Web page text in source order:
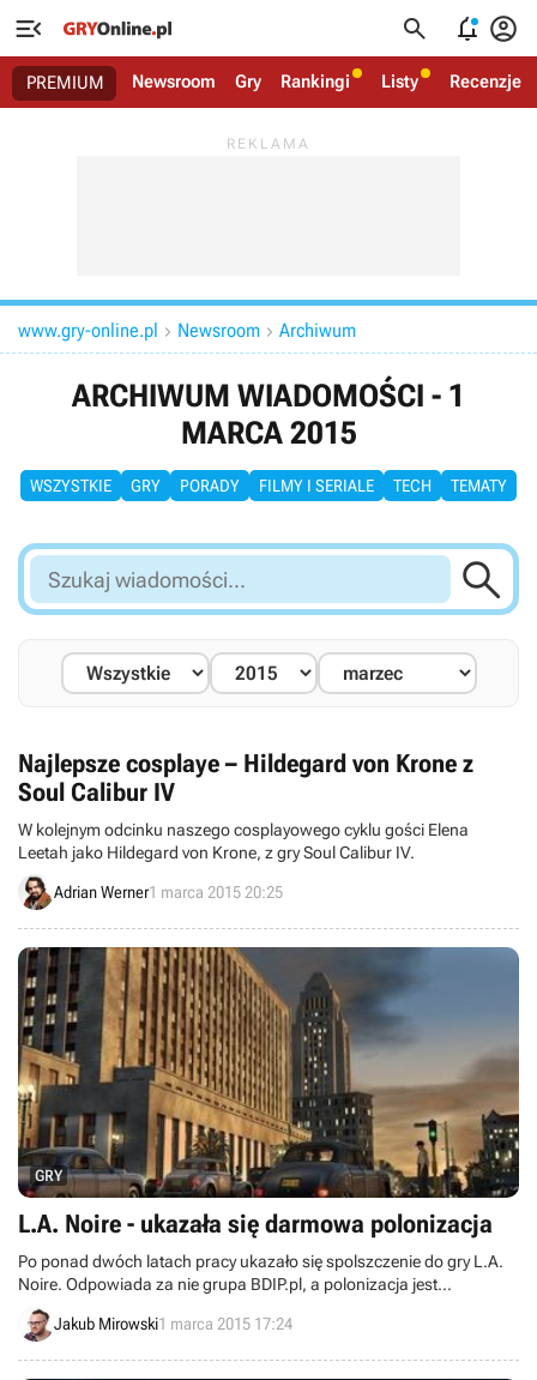
   
PREMIUM Newsroom Gry Rankingi Listy Recenzje
www.gry-online.pl  Newsroom  Archiwum
ARCHIWUM WIADOMOŚCI - 1
MARCA 2015
WSZYSTKIE GRY PORADY FILMY I SERIALE TECH TEMATY
Szukaj
wiadomości...

Najlepsze cosplaye – Hildegard von Krone z
Soul Calibur IV
W kolejnym odcinku naszego cosplayowego cyklu gości Elena
Leetah jako Hildegard von Krone, z gry Soul Calibur IV.
Adrian Werner1 marca 2015 20:25
GRY
L.A. Noire - ukazała się darmowa polonizacja
Po ponad dwóch latach pracy ukazało się spolszczenie do gry L.A.
Noire. Odpowiada za nie grupa BDIP.pl, a polonizacja jest
powiązana z akcją charytatywną Tłumaczymy w rytmie serca.
Jakub Mirowski1 marca 2015 17:24